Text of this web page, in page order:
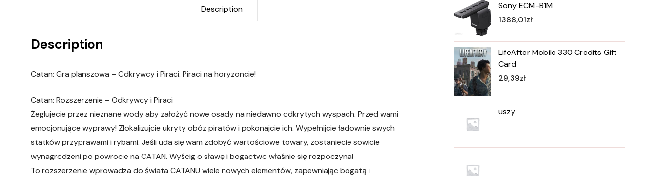
Description
Description
Catan: Gra planszowa – Odkrywcy i Piraci. Piraci na horyzoncie!
Catan: Rozszerzenie – Odkrywcy i Piraci
Żeglujecie przez nieznane wody aby założyć nowe osady na niedawno odkrytych wyspach. Przed wami
emocjonujące wyprawy! Zlokalizujcie ukryty obóz piratów i pokonajcie ich. Wypełnijcie ładownie swych
statków przyprawami i rybami. Jeśli uda się wam zdobyć wartościowe towary, zostaniecie sowicie
wynagrodzeni po powrocie na CATAN. Wyścig o sławę i bogactwo właśnie się rozpoczyna!
To rozszerzenie wprowadza do świata CATANU wiele nowych elementów, zapewniając bogatą i
Sony ECM-B1M
1388,01zł
LifeAfter Mobile 330 Credits Gift
Card
29,39zł
uszy